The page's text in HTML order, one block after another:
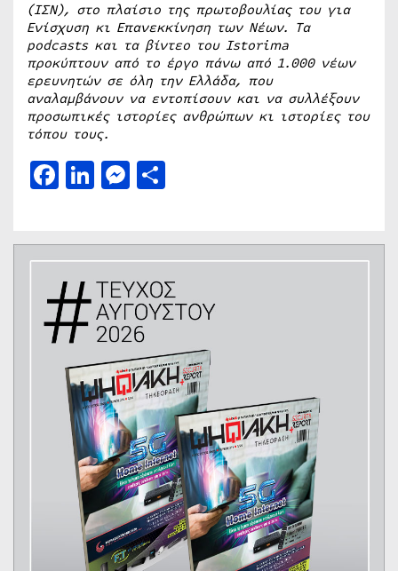
(ΙΣΝ), στο πλαίσιο της πρωτοβουλίας του για
Ενίσχυση κι Επανεκκίνηση των Νέων. Τα
podcasts και τα βίντεο του Istorima
προκύπτουν από το έργο πάνω από 1.000 νέων
ερευνητών σε όλη την Ελλάδα, που
αναλαμβάνουν να εντοπίσουν και να συλλέξουν
προσωπικές ιστορίες ανθρώπων κι ιστορίες του
τόπου τους.
Facebook
LinkedIn
Messenger